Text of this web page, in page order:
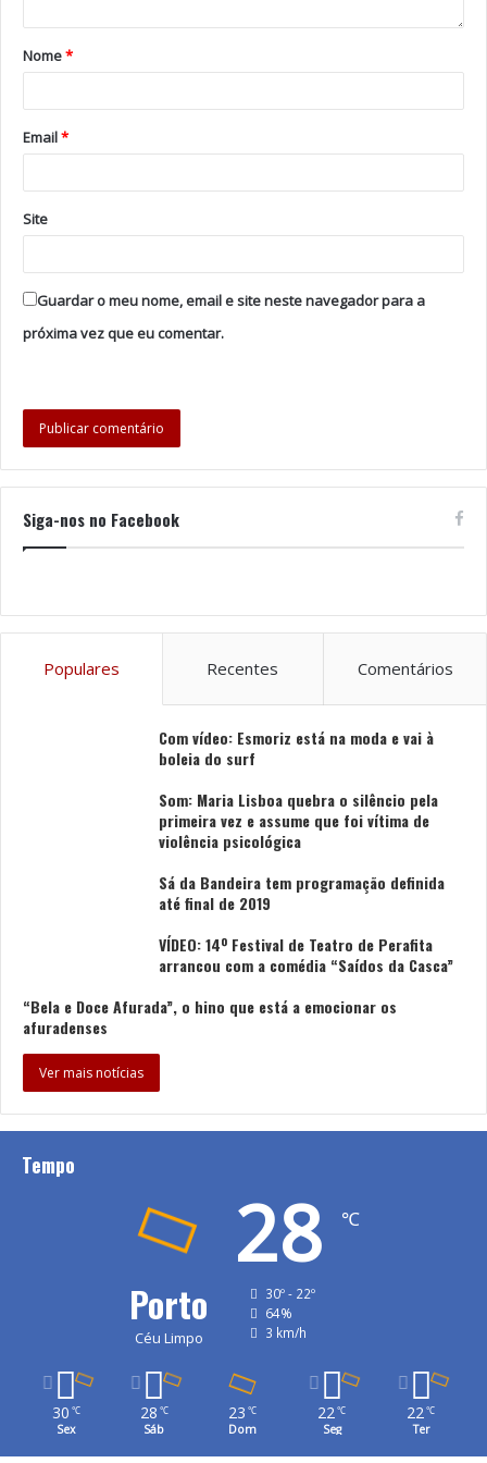
no programa.
Nome*
Email*
Site
Guardar o meu nome, email e site neste navegador para a
próxima vez que eu comentar.
Siga-nos no Facebook
Populares Recentes Comentários
Com vídeo: Esmoriz está na moda e vai à
boleia do surf
Som: Maria Lisboa quebra o silêncio pela
primeira vez e assume que foi vítima de
violência psicológica
Sá da Bandeira tem programação definida
até final de 2019
VÍDEO: 14º Festival de Teatro de Perafita
arrancou com a comédia “Saídos da Casca”
“Bela e Doce Afurada”, o hino que está a emocionar os
afuradenses
Ver mais notícias
Tempo
Porto
Céu Limpo
28 ℃
30º - 22º
64%
3 km/h
30 ℃
Sex
28 ℃
Sáb
23 ℃
Dom
22℃
Seg
22℃
Ter